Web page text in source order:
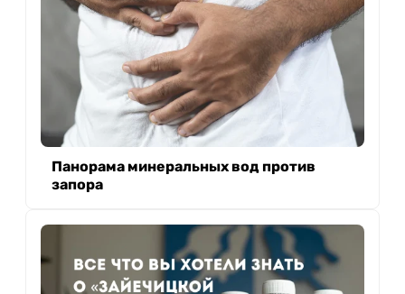
Панорама минеральных вод против
запора